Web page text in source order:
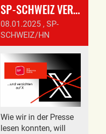
SP-SCHWEIZ VERLÄSST X, NEU AUF BLUESKY
08.01.2025 , SP-
SCHWEIZ/HN
Wie wir in der Presse
lesen konnten, will